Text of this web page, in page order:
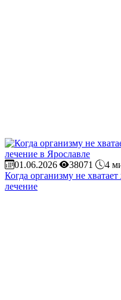
01.06.2026 38071 4
Когда организму не
лечение